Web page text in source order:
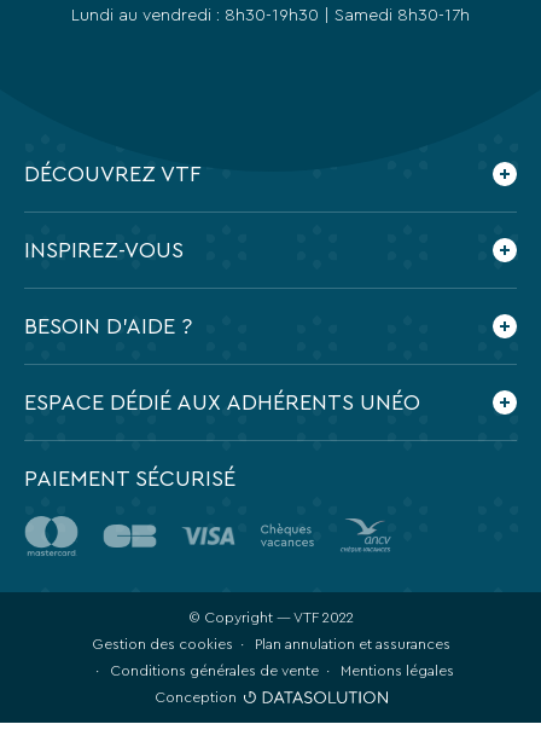
Lundi au vendredi : 8h30-19h30 | Samedi 8h30-17h
DÉCOUVREZ VTF
Nos engagements
INSPIREZ-VOUS
Feuilletez nos brochures
BESOIN D'AIDE ?
Contactez-nous
ESPACE DÉDIÉ AUX ADHÉRENTS UNÉO
PAIEMENT SÉCURISÉ
© Copyright — VTF 2022
Gestion des cookies
Plan annulation et assurances
Conditions générales de vente
Mentions légales
Conception